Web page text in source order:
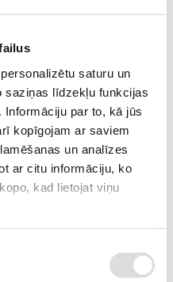
saturu un
saziņas līdzekļu funkcijas
Informāciju par to, kā jūs
kopīgojam ar saviem
un analīzes
ar citu informāciju, ko
kad lietojat viņu
15154541
3-6 weeks
are maintenance-free sealed
They can be placed
The service life is 10-12